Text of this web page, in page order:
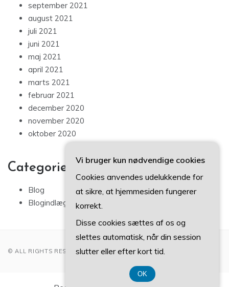
september 2021
august 2021
juli 2021
juni 2021
maj 2021
april 2021
marts 2021
februar 2021
december 2020
november 2020
oktober 2020
Categories
Blog
Blogindlæg
© ALL RIGHTS RESERVED 2022
Vi bruger kun nødvendige cookies
Cookies anvendes udelukkende for
at sikre, at hjemmesiden fungerer
korrekt.
Disse cookies sættes af os og
slettes automatisk, når din session
slutter eller efter kort tid.
OK